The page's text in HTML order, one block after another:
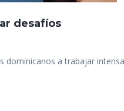
desafíos
dominicanos a trabajar